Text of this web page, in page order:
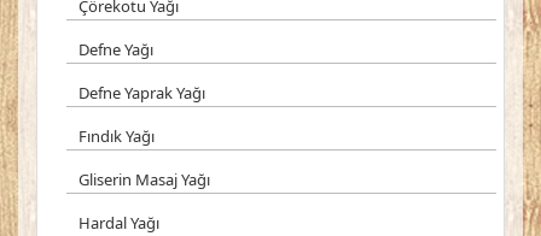
Çörekotu Yağı
Defne Yağı
Defne Yaprak Yağı
Fındık Yağı
Gliserin Masaj Yağı
Hardal Yağı